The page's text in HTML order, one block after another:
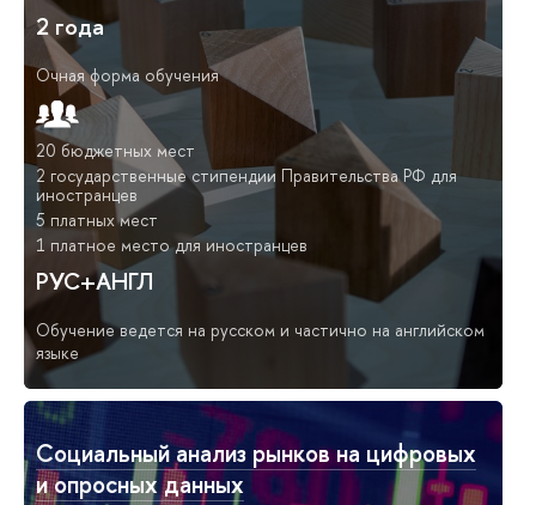
2 года
Очная форма обучения
20 бюджетных мест
2 государственные стипендии Правительства РФ для
иностранцев
5 платных мест
1 платное место для иностранцев
РУС+АНГЛ
Обучение ведется на русском и частично на английском
языке
Социальный анализ рынков на цифровых
и опросных данных